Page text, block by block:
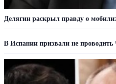
Делягин раскрыл правду о
В Испании призвали не